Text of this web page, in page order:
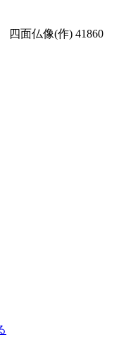
四面仏像(作) 41860